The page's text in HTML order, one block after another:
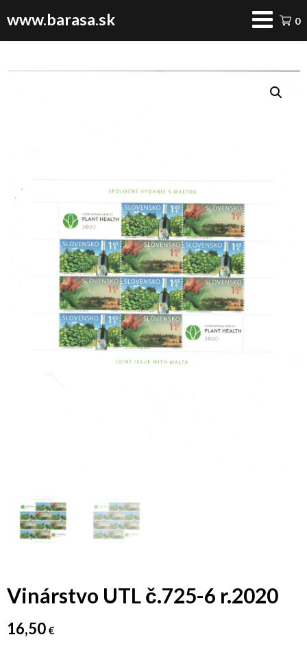
www.barasa.sk 0
Vinárstvo UTL č.725-6 r.2020
16,50 €